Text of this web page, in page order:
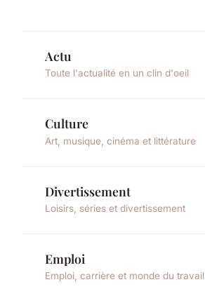
Actu
Toute l'actualité en un clin d'oeil
Culture
Art, musique, cinéma et littérature
Divertissement
Loisirs, séries et divertissement
Emploi
Emploi, carrière et monde du travail